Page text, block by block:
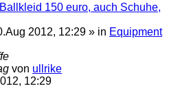
150 euro, auch Schuhe,
2012, 12:29 » in Equipment
von ullrike
12:29